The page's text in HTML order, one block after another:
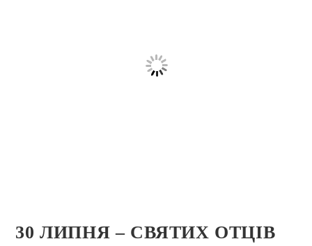
30 ЛИПНЯ – СВЯТИХ ОТЦІВ